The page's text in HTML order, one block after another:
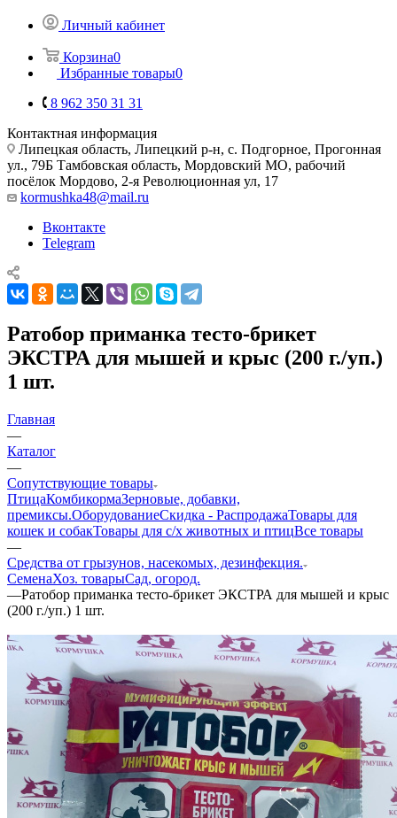
Личный кабинет
Корзина0
Избранные товары0
8 962 350 31 31
Контактная информация
Липецкая область, Липецкий р-н, с. Подгорное, Прогонная
ул., 79Б Тамбовская область, Мордовский МО, рабочий
посёлок Мордово, 2-я Революционная ул, 17
kormushka48@mail.ru
Вконтакте
Telegram
Ратобор приманка тесто-брикет
ЭКСТРА для мышей и крыс (200 г./уп.)
1 шт.
Главная
—
Каталог
—
Сопутствующие товары
ПтицаКомбикормаЗерновые, добавки,
премиксы.ОборудованиеСкидка - РаспродажаТовары для
кошек и собакТовары для с/х животных и птицВсе товары
—
Средства от грызунов, насекомых, дезинфекция.
СеменаХоз. товарыСад, огород.
—Ратобор приманка тесто-брикет ЭКСТРА для мышей и крыс
(200 г./уп.) 1 шт.